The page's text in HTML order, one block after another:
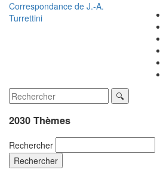
Correspondance de J.-A.
Turrettini
2030 Thèmes
Rechercher
Rechercher